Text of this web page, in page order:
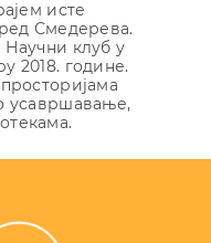
исте
Смедерева.
клуб у
2018. године.
усавршавање,